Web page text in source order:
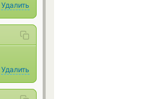
Удалить
Удалить